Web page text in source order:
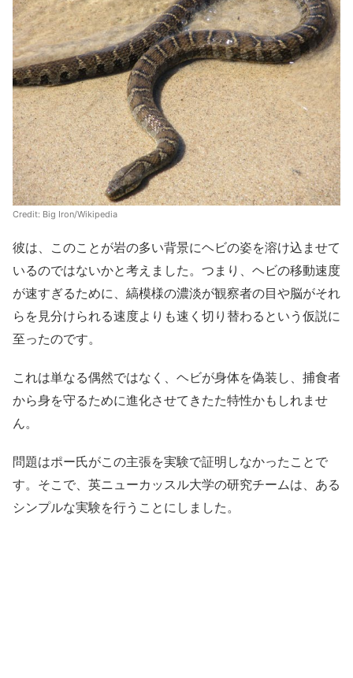
Credit: Big Iron/Wikipedia
彼は、このことが岩の多い背景にヘビの姿を溶け込ませて
いるのではないかと考えました。つまり、ヘビの移動速度
が速すぎるために、縞模様の濃淡が観察者の目や脳がそれ
らを見分けられる速度よりも速く切り替わるという仮説に
至ったのです。
これは単なる偶然ではなく、ヘビが身体を偽装し、捕食者
から身を守るために進化させてきたた特性かもしれませ
ん。
問題はポー氏がこの主張を実験で証明しなかったことで
す。そこで、英ニューカッスル大学の研究チームは、ある
シンプルな実験を行うことにしました。